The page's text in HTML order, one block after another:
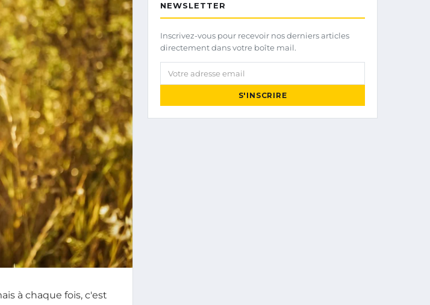
à chaque fois, c'est
NEWSLETTER
Inscrivez-vous pour recevoir nos derniers articles
directement dans votre boîte mail.
Votre adresse email
S'INSCRIRE